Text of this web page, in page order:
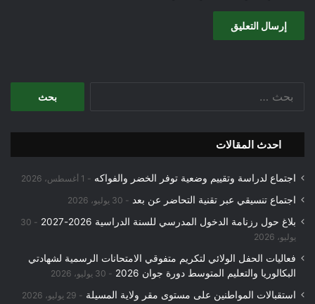
احدث المقالات
اجتماع لدراسة وتقييم وضعية توفر الخضر والفواكه 1 أغسطس، 2026
اجتماع تنسيقي عبر تقنية التحاضر عن بعد 30 يوليو، 2026
بلاغ حول رزنامة الدخول المدرسي للسنة الدراسية 2026-2027
30
يوليو، 2026
فعاليات الحفل الولائي لتكريم متفوقي الامتحانات الرسمية لشهادتي
البكالوريا والتعليم المتوسط دورة جوان 2026
30 يوليو، 2026
استقبالات المواطنين على مستوى مقر ولاية المسيلة 29 يوليو، 2026